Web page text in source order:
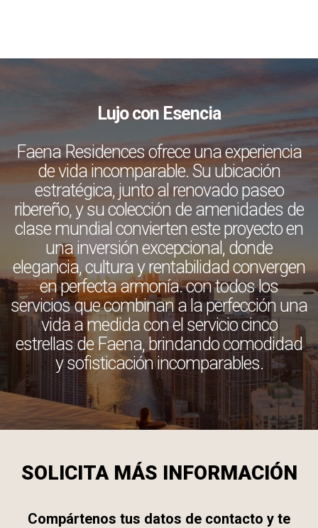
Lujo con Esencia
Faena Residences ofrece una experiencia
de vida incomparable. Su ubicación
estratégica, junto al renovado paseo
ribereño, y su colección de amenidades de
clase mundial convierten este proyecto en
una inversión excepcional, donde
elegancia, cultura y rentabilidad convergen
en perfecta armonía. con todos los
servicios que combinan a la perfección una
vida a medida con el servicio cinco
estrellas de Faena, brindando comodidad
y sofisticación incomparables.
SOLICITA MÁS INFORMACIÓN
Compártenos tus datos de contacto y te